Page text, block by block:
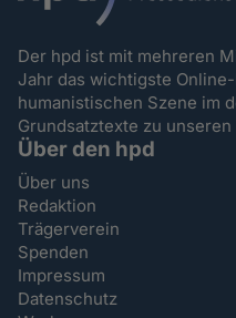
Der hpd ist mit mehreren
Jahr das wichtigste
humanistischen Szene im
Grundsatztexte zu
Über den hpd
Über uns
Redaktion
Trägerverein
Spenden
Impressum
Datenschutz